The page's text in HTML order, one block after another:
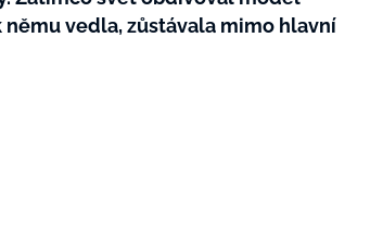
vedla, zůstávala mimo hlavní